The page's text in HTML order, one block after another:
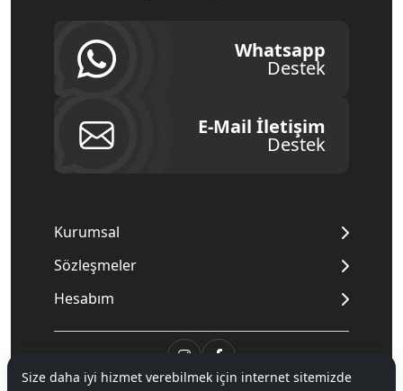
Whatsapp
Destek
E-Mail İletişim
Destek
Kurumsal
Sözleşmeler
Hesabım
Size daha iyi hizmet verebilmek için internet sitemizde